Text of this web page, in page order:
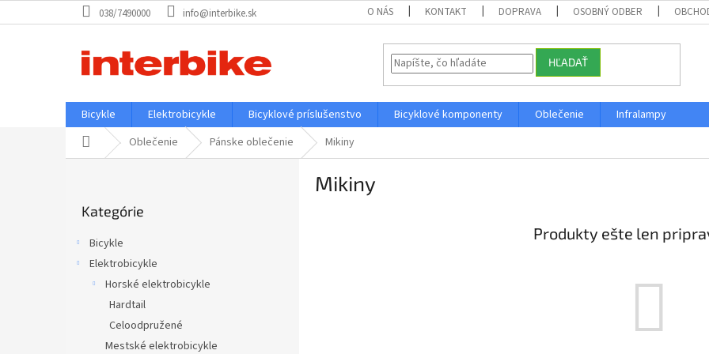
na
038/7490000 info@interbike.sk O NÁS KONTAKT DOPRAVA OSOBNÝ ODBER
HĽADAŤ
Bicykle Elektrobicykle Bicyklové príslušenstvo Bicyklové komponenty Oblečenie
Infralampy
Domov Oblečenie Pánske oblečenie Mikiny
kategórie
Kategórie
Bicykle
Elektrobicykle
Horské elektrobicykle
Hardtail
Celoodpružené
Mestské elektrobicykle
Mikiny
Produkty ešte len